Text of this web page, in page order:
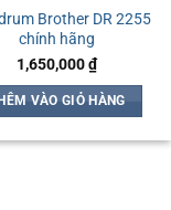
Brother DR 2255
chính hãng
1,650,000₫
VÀO GIỎ HÀNG